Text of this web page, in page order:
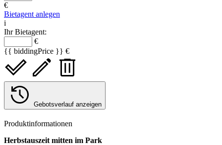
€
Bietagent anlegen
i
Ihr Bietagent:
€
{{ biddingPrice }} €
Gebotsverlauf anzeigen
Produktinformationen
Herbstauszeit mitten im Park